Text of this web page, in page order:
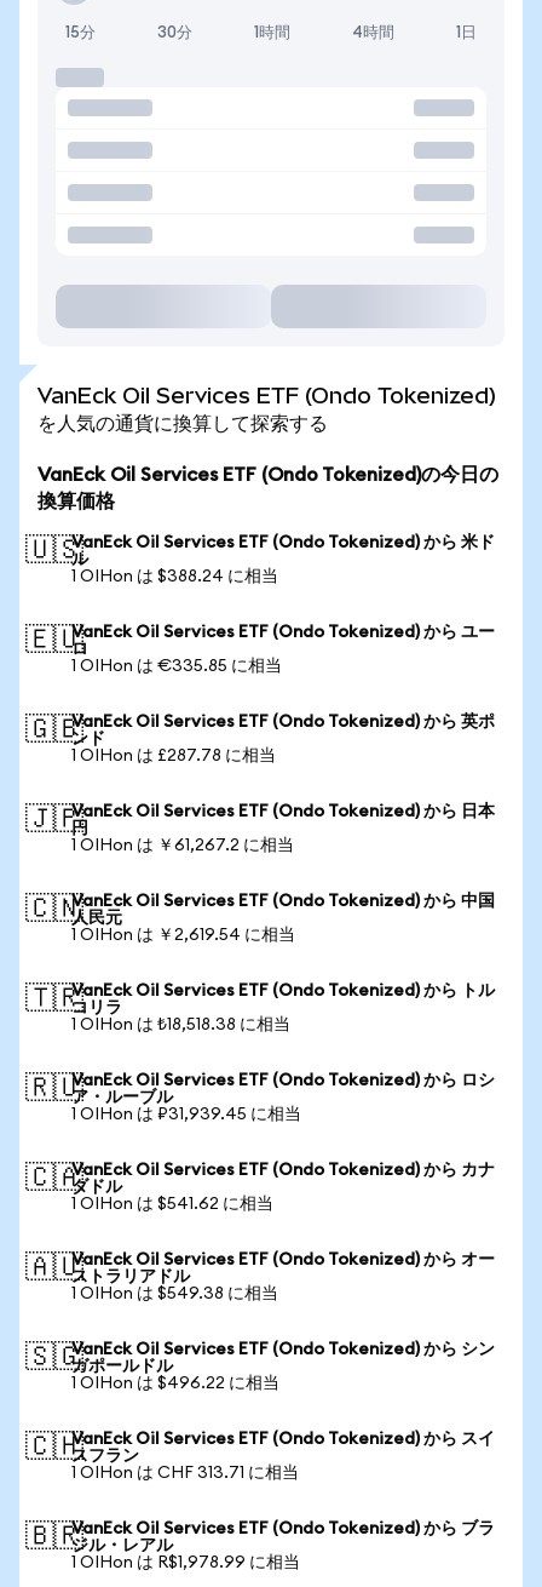
15分 30分 1時間 4時間 1日
VanEck Oil Services ETF (Ondo Tokenized)
を人気の通貨に換算して探索する
VanEck Oil Services ETF (Ondo Tokenized)の今日の
換算価格
🇺🇸VanEck Oil Services ETF (Ondo Tokenized) から 米ド
ル
1 OIHon は $388.24 に相当
🇪🇺VanEck Oil Services ETF (Ondo Tokenized) から ユー
ロ
1 OIHon は €335.85 に相当
🇬🇧VanEck Oil Services ETF (Ondo Tokenized) から 英ポ
ンド
1 OIHon は £287.78 に相当
🇯🇵VanEck Oil Services ETF (Ondo Tokenized) から 日本
円
1 OIHon は ￥61,267.2 に相当
🇨🇳VanEck Oil Services ETF (Ondo Tokenized) から 中国
人民元
1 OIHon は ￥2,619.54 に相当
🇹🇷VanEck Oil Services ETF (Ondo Tokenized) から トル
コリラ
1 OIHon は ₺18,518.38 に相当
🇷🇺VanEck Oil Services ETF (Ondo Tokenized) から ロシ
ア・ルーブル
1 OIHon は ₽31,939.45 に相当
🇨🇦VanEck Oil Services ETF (Ondo Tokenized) から カナ
ダドル
1 OIHon は $541.62 に相当
🇦🇺VanEck Oil Services ETF (Ondo Tokenized) から オー
ストラリアドル
1 OIHon は $549.38 に相当
🇸🇬VanEck Oil Services ETF (Ondo Tokenized) から シン
ガポールドル
1 OIHon は $496.22 に相当
🇨🇭VanEck Oil Services ETF (Ondo Tokenized) から スイ
スフラン
1 OIHon は CHF 313.71 に相当
🇧🇷VanEck Oil Services ETF (Ondo Tokenized) から ブラ
ジル・レアル
1 OIHon は R$1,978.99 に相当